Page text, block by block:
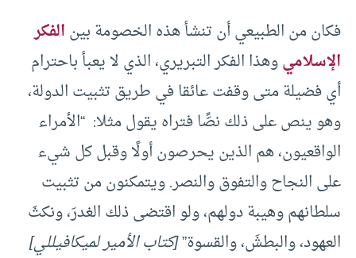
فكان من الطبيعي أن تنشأ هذه الخصومة بينالفكر
الإسلاميوهذا الفكر التبريري، الذي لا يعبأ باحترام
أي فضيلة متى وقفت عائقا في طريق تثبيت الدولة،
وهو ينص على ذلك نصًّا فتراه يقول مثلا: “الأمراء
الواقعيون، هم الذين يحرصون أولًا وقبل كل شيء
على النجاح والتفوق والنصر. ويتمكنون من تثبيت
سلطانهم وهيبة دولهم، ولو اقتضى ذلك الغدرَ، ونكثَ
العهود، والبطشَ، والقسوة”[كتاب الأمير لميكافيللي]